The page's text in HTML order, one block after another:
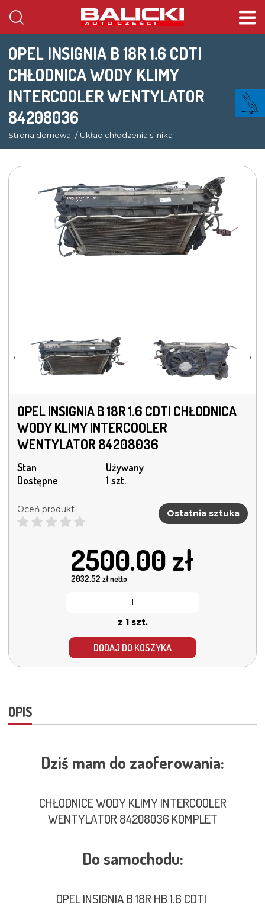
OPEL INSIGNIA B 18R 1.6 CDTI
CHŁODNICA WODY KLIMY
INTERCOOLER WENTYLATOR
84208036
Strona domowa Układ chłodzenia silnika
‹ ›
OPEL INSIGNIA B 18R 1.6 CDTI CHŁODNICA
WODY KLIMY INTERCOOLER
WENTYLATOR 84208036
Stan
Używany
Dostępne
1 szt.
Oceń produkt Ostatnia sztuka
2500.00 zł
2032.52 zł netto
z 1 szt.
DODAJ DO KOSZYKA
OPIS
Dziś mam do zaoferowania:
CHŁODNICE WODY KLIMY INTERCOOLER
WENTYLATOR 84208036 KOMPLET
Do samochodu:
OPEL INSIGNIA B 18R HB 1.6 CDTI